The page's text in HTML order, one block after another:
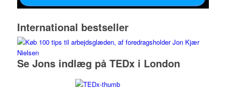
International bestseller
Se Jons indlæg på TEDx i London